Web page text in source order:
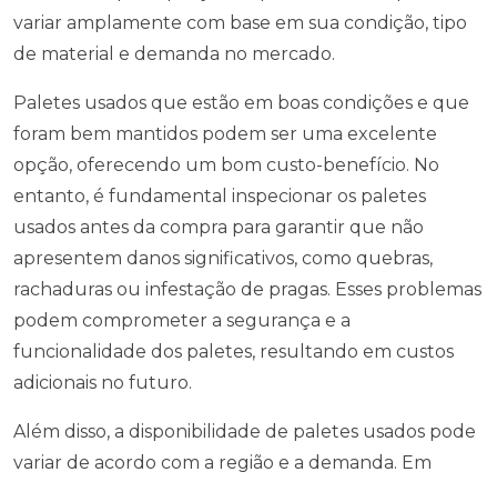
variar amplamente com base em sua condição, tipo
de material e demanda no mercado.
Paletes usados que estão em boas condições e que
foram bem mantidos podem ser uma excelente
opção, oferecendo um bom custo-benefício. No
entanto, é fundamental inspecionar os paletes
usados antes da compra para garantir que não
apresentem danos significativos, como quebras,
rachaduras ou infestação de pragas. Esses problemas
podem comprometer a segurança e a
funcionalidade dos paletes, resultando em custos
adicionais no futuro.
Além disso, a disponibilidade de paletes usados pode
variar de acordo com a região e a demanda. Em